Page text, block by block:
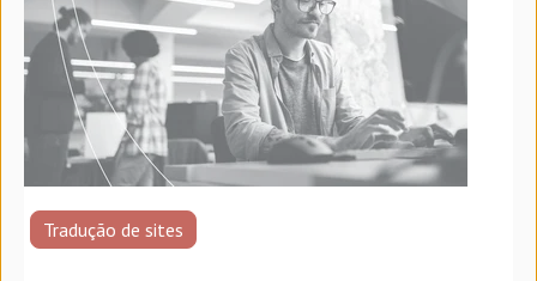
Tradução de sites